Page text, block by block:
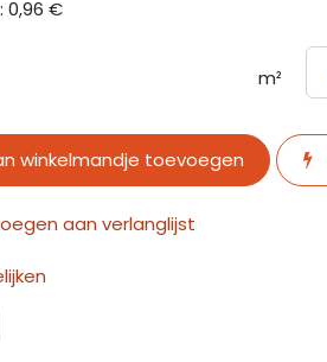
0,96 €
m²
winkelmandje toevoegen
aan verlanglijst